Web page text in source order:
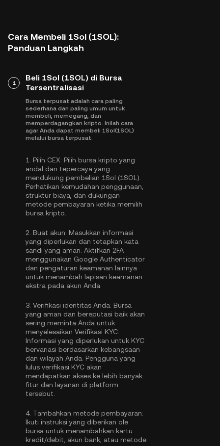
Cara Membeli 1Sol (1SOL):
Panduan Langkah
1
Beli 1Sol (1SOL) di Bursa
Tersentralisasi
Bursa terpusat adalah cara paling
sederhana dan paling umum untuk
membeli, memegang, dan
memperdagangkan kripto. Inilah cara
agar Anda dapat membeli 1Sol(1SOL)
melalui bursa terpusat:
1. Pilih CEX: Pilih bursa kripto yang
andal dan tepercaya yang
mendukung pembelian 1Sol (1SOL).
Perhatikan kemudahan penggunaan,
struktur biaya, dan dukungan
metode pembayaran ketika memilih
bursa kripto.
2. Buat akun: Masukkan informasi
yang diperlukan dan tetapkan kata
sandi yang aman. Aktifkan 2FA
menggunakan Google Authenticator
dan pengaturan keamanan lainnya
untuk menambah lapisan keamanan
ekstra pada akun Anda.
3. Verifikasi identitas Anda: Bursa
yang aman dan bereputasi baik akan
sering meminta Anda untuk
menyelesaikan Verifikasi KYC
Informasi yang diperlukan untuk KYC
bervariasi berdasarkan kebangsaan
dan wilayah Anda. Pengguna yang
lulus verifikasi KYC akan
mendapatkan akses ke lebih banyak
fitur dan layanan di platform
tersebut.
4. Tambahkan metode pembayaran:
Ikuti instruksi yang diberikan ole
bursa untuk menambahkan kartu
kredit/debit, akun bank, atau metode